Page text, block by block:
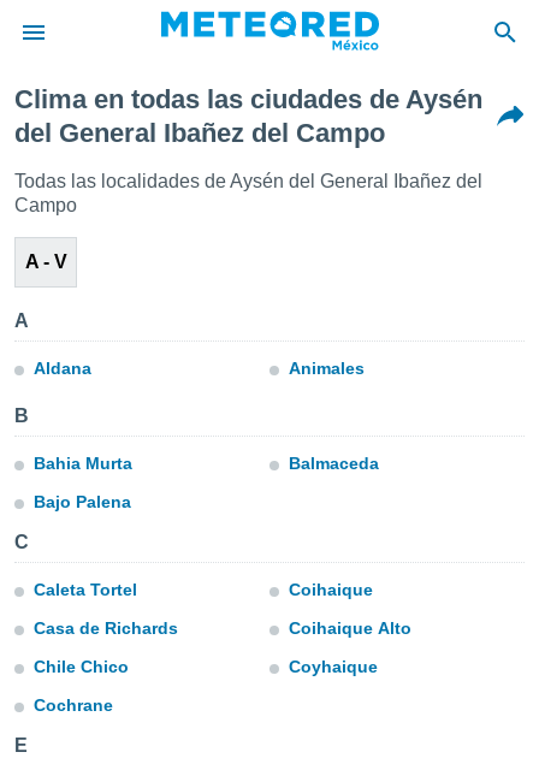
de
ha sido
para
la
que se
a este
y
digital
seguir
CONTINUAR
Clima en todas las ciudades de Aysén
del General Ibañez del Campo
Todas las localidades de Aysén del General Ibañez del
Campo
A - V
A
Aldana Animales
B
Bahia Murta
Bajo Palena
Balmaceda
C
Caleta Tortel
Casa de Richards
Chile Chico
Cochrane
Coihaique
Coihaique Alto
Coyhaique
E